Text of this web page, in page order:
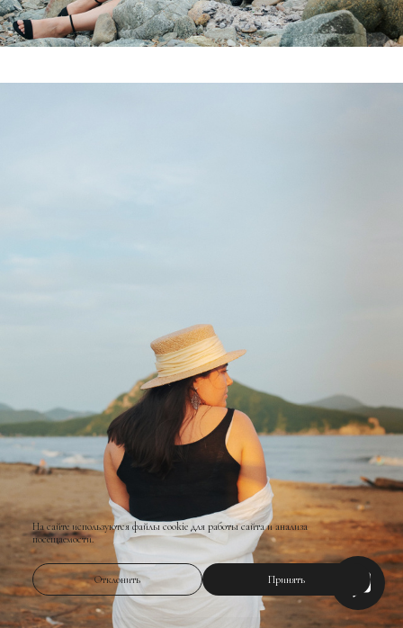
На сайте используются файлы cookie для работы сайта и анализа
посещаемости.
Отклонить Принять